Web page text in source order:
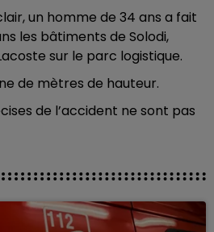
un homme de 34 ans a fait
les bâtiments de Solodi,
sur le parc logistique.
de mètres de hauteur.
de l’accident ne sont pas